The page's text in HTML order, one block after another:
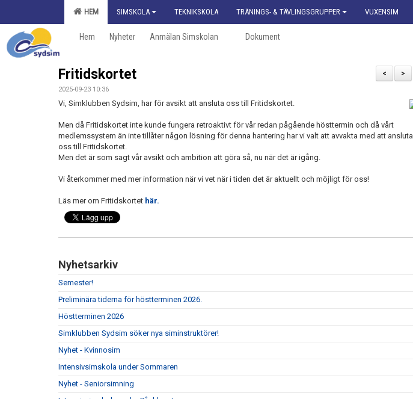
HEM SIMSKOLA TEKNIKSKOLA TRÄNINGS- & TÄVLINGSGRUPPER VUXENSIM
Hem Nyheter Anmälan Simskolan Dokument
>
<
Fritidskortet
2025-09-23 10:36
Vi, Simklubben Sydsim, har för avsikt att ansluta oss till Fritidskortet.
Men då Fritidskortet inte kunde fungera retroaktivt för vår redan pågående hösttermin och då vårt
medlemssystem än inte tillåter någon lösning för denna hantering har vi valt att avvakta med att ansluta
oss till Fritidskortet.
Men det är som sagt vår avsikt och ambition att göra så, nu när det är igång.
Vi återkommer med mer information när vi vet när i tiden det är aktuellt och möjligt för oss!
Läs mer om Fritidskortet här.
Nyhetsarkiv
Semester!
Preliminära tiderna för höstterminen 2026.
Höstterminen 2026
Simklubben Sydsim söker nya siminstruktörer!
Nyhet - Kvinnosim
Intensivsimskola under Sommaren
Nyhet - Seniorsimning